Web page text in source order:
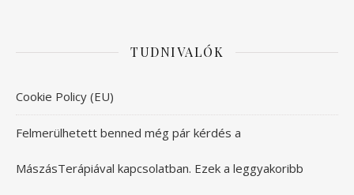
TUDNIVALÓK
Cookie Policy (EU)
Felmerülhetett benned még pár kérdés a
MászásTerápiával kapcsolatban. Ezek a leggyakoribb